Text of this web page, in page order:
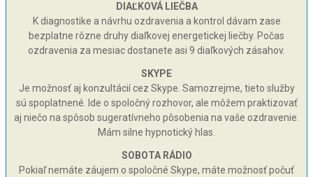
DIAĽKOVÁ LIEČBA
K diagnostike a návrhu ozdravenia a kontrol dávam zase
bezplatne rôzne druhy diaľkovej energetickej liečby. Počas
ozdravenia za mesiac dostanete asi 9 diaľkových zásahov.
SKYPE
Je možnosť aj konzultácií cez Skype. Samozrejme, tieto služby
sú spoplatnené. Ide o spoločný rozhovor, ale môžem praktizovať
aj niečo na spôsob sugeratívneho pôsobenia na vaše ozdravenie.
Mám silne hypnotický hlas.
SOBOTA RÁDIO
Pokiaľ nemáte záujem o spoločné Skype, máte možnosť počuť